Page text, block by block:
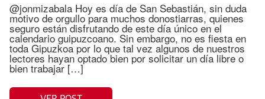
@jonmizabala Hoy es día de San Sebastián, sin duda
motivo de orgullo para muchos donostiarras, quienes
seguro están disfrutando de este día único en el
calendario guipuzcoano. Sin embargo, no es fiesta en
toda Gipuzkoa por lo que tal vez algunos de nuestros
lectores hayan optado bien por solicitar un día libre o
bien trabajar […]